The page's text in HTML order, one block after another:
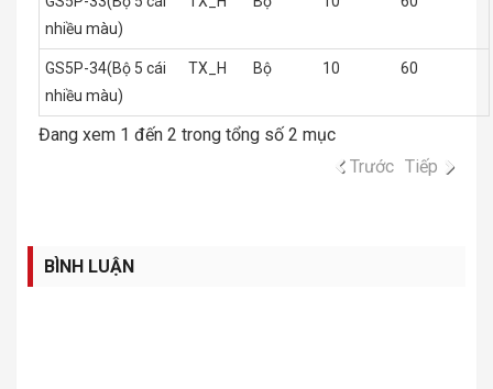
nhiều màu)
GS5P-34(Bộ 5 cái
nhiều màu)
TX_H Bộ 10 60
Đang xem 1 đến 2 trong tổng số 2 mục
Trước Tiếp
BÌNH LUẬN